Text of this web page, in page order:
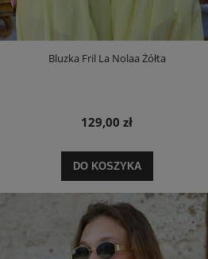
Bluzka Fril La Nolaa Żółta
129,00 zł
DO KOSZYKA